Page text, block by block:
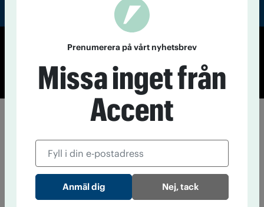
© Tidningen Accent 2026
Cookiepolicy
Personuppgiftspolicy
Prenumerera på vårt nyhetsbrev
Missa inget från
Accent
Nej, tack